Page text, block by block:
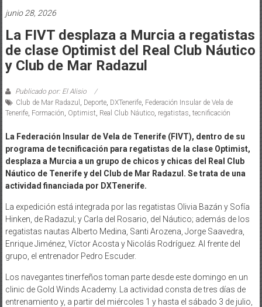
junio 28, 2026
La FIVT desplaza a Murcia a regatistas
de clase Optimist del Real Club Náutico
y Club de Mar Radazul
Publicado por: El Alisio
Club de Mar Radazul
Deporte, DXTenerife, Federación Insular de Vela de
Tenerife, Formación Optimist Real Club Náutico, regatistas tecnificación
La Federación Insular de Vela de Tenerife (FIVT), dentro de su
programa de tecnificación para regatistas de la clase Optimist,
desplaza a Murcia a un grupo de chicos y chicas del Real Club
Náutico de Tenerife y del Club de Mar Radazul. Se trata de una
actividad financiada por DXTenerife.
La expedición está integrada por las regatistas Olivia Bazán y Sofía
Hinken, de Radazul; y Carla del Rosario, del Náutico; además de los
regatistas nautas Alberto Medina, Santi Arozena, Jorge Saavedra,
Enrique Jiménez, Víctor Acosta y Nicolás Rodríguez. Al frente del
grupo, el entrenador Pedro Escuder.
Los navegantes tinerfeños toman parte desde este domingo en un
clinic de Gold Winds Academy. La actividad consta de tres días de
entrenamiento y, a partir del miércoles 1 y hasta el sábado 3 de julio,